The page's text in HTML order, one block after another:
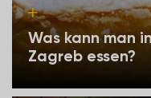
Was kann man
Zagreb essen?